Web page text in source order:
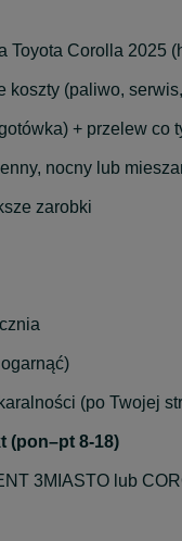
Toyota Corolla 2025
koszty (paliwo,
+ przelew co
nocny lub
zarobki
(po Twojej
(pon–pt 8-18)
3MIASTO lub